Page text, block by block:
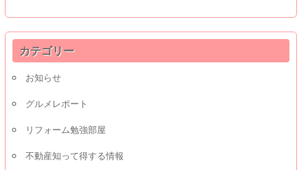
カテゴリー
お知らせ
グルメレポート
リフォーム勉強部屋
不動産知って得する情報